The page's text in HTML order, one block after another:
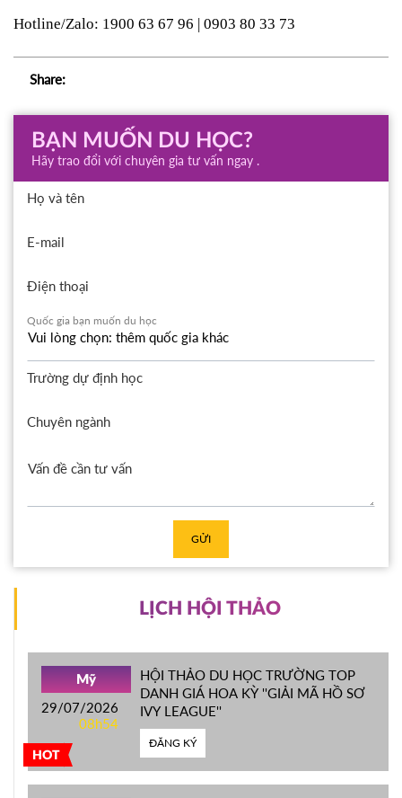
Hotline/Zalo: 1900 63 67 96 | 0903 80 33 73
Share:
BẠN MUỐN DU HỌC?
Hãy trao đổi với chuyên gia tư vấn ngay .
Họ và tên
E-mail
Điện thoại
Quốc gia bạn muốn du học
Trường dự định học
Chuyên ngành
GỬI
LỊCH HỘI THẢO
HOT
Mỹ
29/07/2026
08h54
HỘI THẢO DU HỌC TRƯỜNG TOP
DANH GIÁ HOA KỲ ''GIẢI MÃ HỒ SƠ
IVY LEAGUE''
ĐĂNG KÝ